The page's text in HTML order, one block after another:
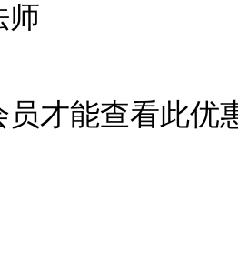
师
员才能查看此优